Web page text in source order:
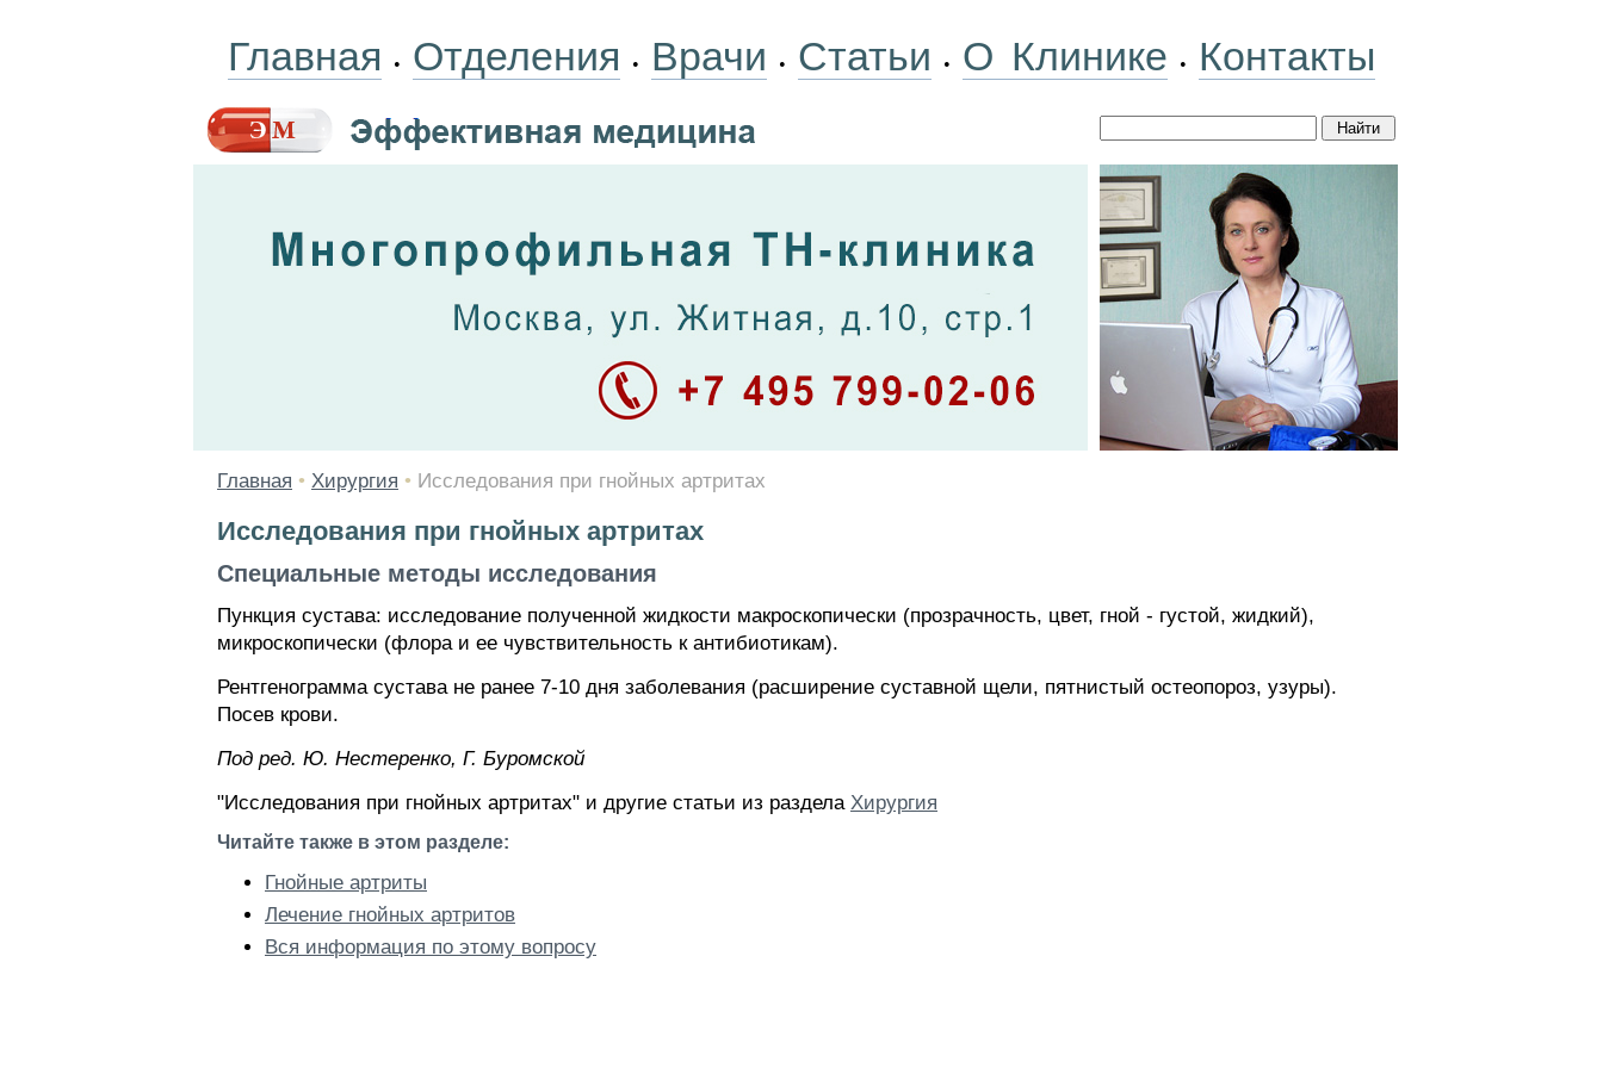
Главная • Отделения • Врачи • Статьи • О Клинике • Контакты
Главная • Хирургия • Исследования при гнойных артритах
Исследования при гнойных артритах
Специальные методы исследования
Пункция сустава: исследование полученной жидкости макроскопически (прозрачность, цвет, гной - густой, жидкий),
микроскопически (флора и ее чувствительность к антибиотикам).
Рентгенограмма сустава не ранее 7-10 дня заболевания (расширение суставной щели, пятнистый остеопороз, узуры).
Посев крови.
Под ред. Ю. Нестеренко, Г. Буромской
"Исследования при гнойных артритах" и другие статьи из раздела Хирургия
Читайте также в этом разделе:
Гнойные артриты
Лечение гнойных артритов
Вся информация по этому вопросу